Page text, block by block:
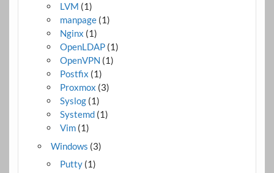
LVM (1)
manpage (1)
Nginx (1)
OpenLDAP (1)
OpenVPN (1)
Postfix (1)
Proxmox (3)
Syslog (1)
Systemd (1)
Vim (1)
Windows (3)
Putty (1)